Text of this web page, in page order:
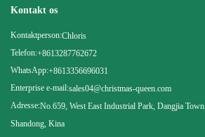
Kontakt os
Kontaktperson:Chloris
Telefon:+8613287762672
WhatsApp:+8613356696031
Enterprise e-mail:sales04@christmas-queen.com
Adresse:No.659, West East Industrial Park, Dangjia
Shandong, Kina